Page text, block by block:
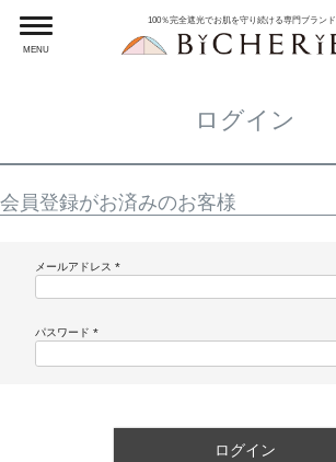
MENU
100％完全遮光でお肌を守り続ける専門ブランド
HOME
ログイン
会員登録がお済みのお客様
メールアドレス
必
パスワード
必
ログイン